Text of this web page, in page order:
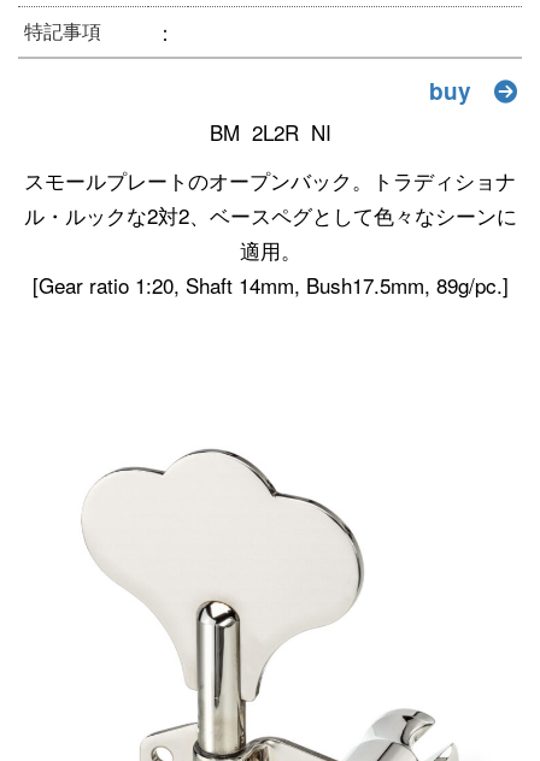
特記事項 ：
buy
BM 2L2R NI
スモールプレートのオープンバック。トラディショナ
ル・ルックな2対2、ベースペグとして色々なシーンに
適用。
[Gear ratio 1:20, Shaft 14mm, Bush17.5mm, 89g/pc.]